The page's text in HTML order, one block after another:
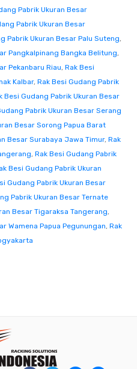
Pabrik Ukuran Besar
Pabrik Ukuran Besar
Pabrik Ukuran Besar Palu Suteng,
Pangkalpinang Bangka Belitung,
Pekanbaru Riau, Rak Besi
Kalbar, Rak Besi Gudang Pabrik
Besi Gudang Pabrik Ukuran Besar
Pabrik Ukuran Besar Serang
Besar Sorong Papua Barat
Besar Surabaya Jawa Timur, Rak
, Rak Besi Gudang Pabrik
Besi Gudang Pabrik Ukuran
Gudang Pabrik Ukuran Besar
Pabrik Ukuran Besar Ternate
Besar Tigaraksa Tangerang,
Wamena Papua Pegunungan, Rak